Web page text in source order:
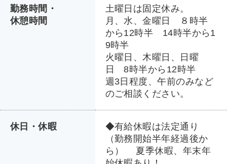
勤務時間・
休憩時間
土曜日は固定休み。
月、水、金曜日 ８時半
から12時半 14時半から1
9時半
火曜日、木曜日、日曜
日 8時半から12時半
週3日程度、午前のみなど
のご相談ください。
休日・休暇
◆有給休暇は法定通り
（勤務開始半年経過後か
ら） 夏季休暇、年末年